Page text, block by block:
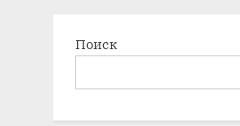
Поиск